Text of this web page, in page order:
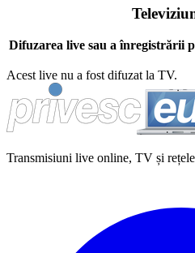
Difuzarea live sau a înregistrării
Acest live nu a fost difuzat la TV.
Transmisiuni live online, TV și